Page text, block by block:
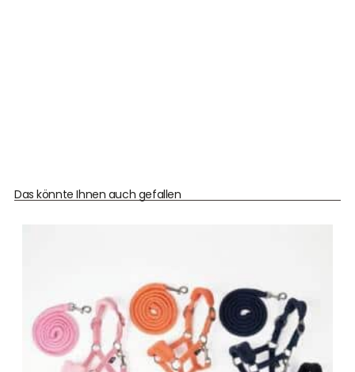
Das könnte Ihnen auch gefallen